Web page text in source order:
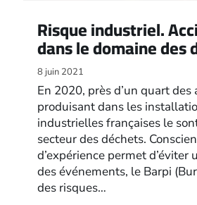
Risque industriel.
dans le domaine des
8 juin 2021
En 2020, près d’un quart des
produisant dans les
industrielles françaises le
secteur des déchets.
d’expérience permet d’éviter
des événements, le Barpi
des risques…